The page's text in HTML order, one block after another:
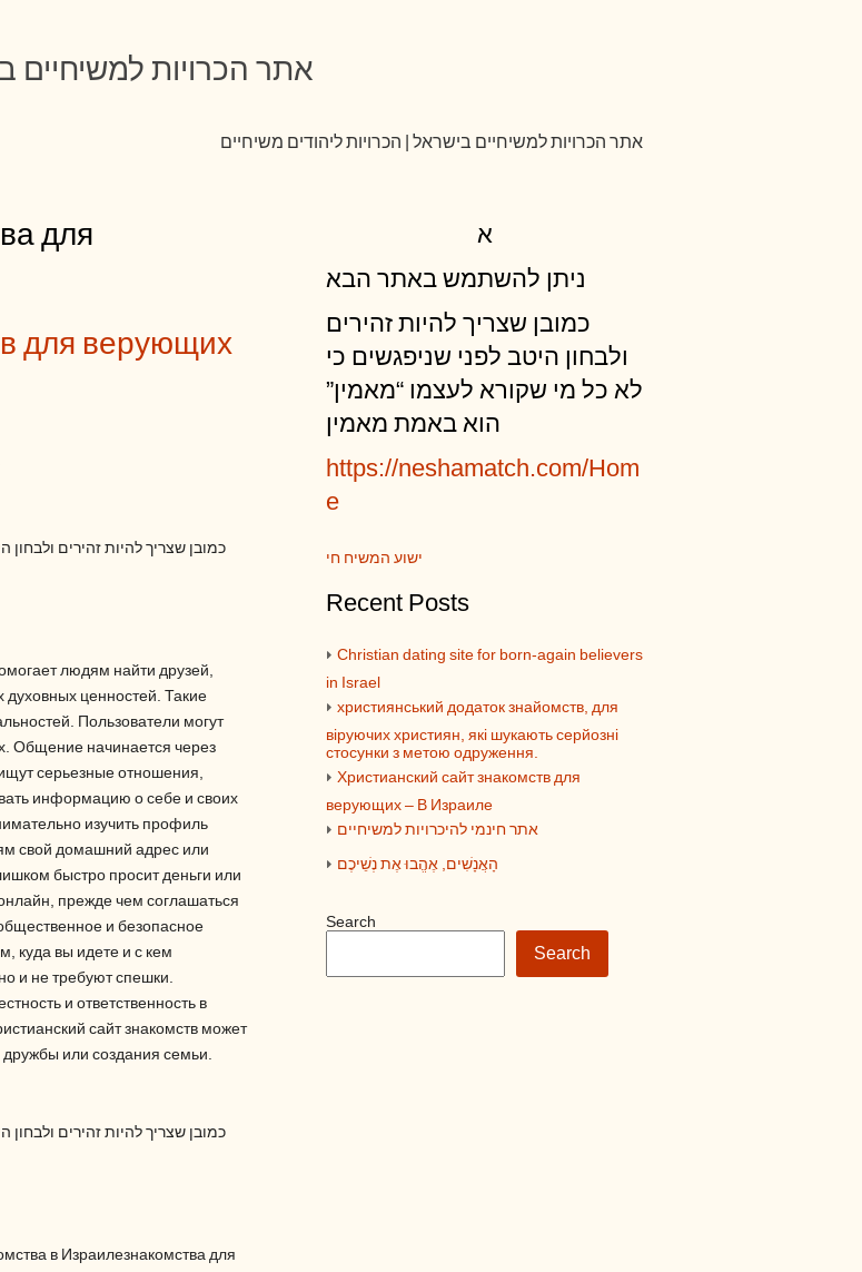
אתר הכרויות למשיחיים
אתר הכרויות למשיחיים בישראל | הכרויות ליהודים משיחיים
для
для верующих
כמובן שצריך להיות זהירים
людям найти друзей,
ценностей. Такие
Пользователи могут
Общение начинается через
серьезные отношения,
информацию о себе и своих
изучить профиль
свой домашний адрес или
быстро просит деньги или
прежде чем соглашаться
и безопасное
куда вы идете и с кем
и не требуют спешки.
и ответственность в
сайт знакомств может
или создания семьи.
כמובן שצריך להיות זהירים
в Израилезнакомства для
א
ניתן להשתמש באתר הבא
כמובן שצריך להיות זהירים
ולבחון היטב לפני שניפגשים כי
לא כל מי שקורא לעצמו “מאמין”
הוא באמת מאמין
https://neshamatch.com/Hom
e
ישוע המשיח חי
Recent Posts
Christian dating site for born-again believers
in Israel
християнський додаток знайомств, для
віруючих християн, які шукають серйозні
стосунки з метою одруження.
Христианский сайт знакомств для
верующих – В Израиле
אתר חינמי להיכרויות למשיחיים
הָאֲנָשִׁים, אֶהֱבוּ אֶת נְשֵׁיכֶם
Search
Search